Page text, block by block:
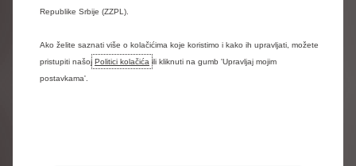
najbliže prodajno mjesto.
Pronađite prodajno mjesto
Republike Srbije (ZZPL).
Ako želite saznati više o kolačićima koje koristimo i kako ih upravljati, možete
pristupiti našoj Politici kolačića ili kliknuti na gumb 'Upravljaj mojim
postavkama'.